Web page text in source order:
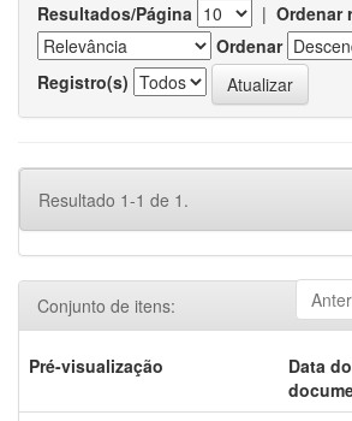
Resultados/Página | Ordenar
Ordenar
Registro(s)
Resultado 1-1 de 1.
Conjunto de itens:
Pré-visualização
Data do